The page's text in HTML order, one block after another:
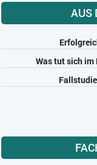
AUS
Was tut sich